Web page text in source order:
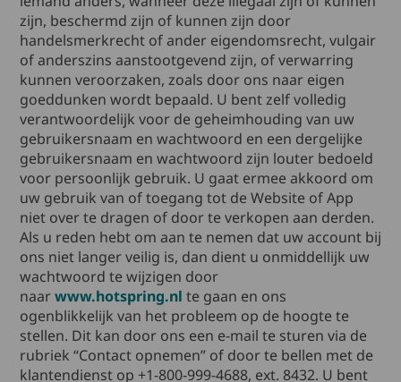
zijn, beschermd zijn of kunnen zijn door
handelsmerkrecht of ander eigendomsrecht, vulgair
of anderszins aanstootgevend zijn, of verwarring
kunnen veroorzaken, zoals door ons naar eigen
goeddunken wordt bepaald. U bent zelf volledig
verantwoordelijk voor de geheimhouding van uw
gebruikersnaam en wachtwoord en een dergelijke
gebruikersnaam en wachtwoord zijn louter bedoeld
voor persoonlijk gebruik. U gaat ermee akkoord om
uw gebruik van of toegang tot de Website of App
niet over te dragen of door te verkopen aan derden.
Als u reden hebt om aan te nemen dat uw account bij
ons niet langer veilig is, dan dient u onmiddellijk uw
wachtwoord te wijzigen door
naarwww.hotspring.nl te gaan en ons
ogenblikkelijk van het probleem op de hoogte te
stellen. Dit kan door ons een e-mail te sturen via de
rubriek “Contact opnemen” of door te bellen met de
klantendienst op +1-800-999-4688, ext. 8432. U bent